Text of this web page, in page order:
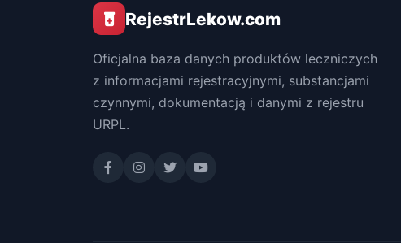
RejestrLekow.com
Oficjalna baza danych produktów leczniczych
z informacjami rejestracyjnymi, substancjami
czynnymi, dokumentacją i danymi z rejestru
URPL.